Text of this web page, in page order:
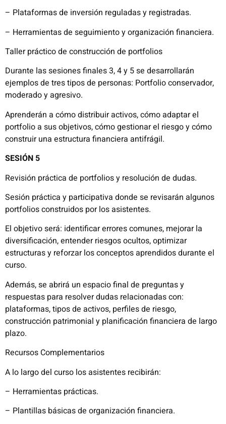
– Plataformas de inversión reguladas y registradas.
– Herramientas de seguimiento y organización financiera.
Taller práctico de construcción de portfolios
Durante las sesiones finales 3, 4 y 5 se desarrollarán
ejemplos de tres tipos de personas: Portfolio conservador,
moderado y agresivo.
Aprenderán a cómo distribuir activos, cómo adaptar el
portfolio a sus objetivos, cómo gestionar el riesgo y cómo
construir una estructura financiera antifrágil.
SESIÓN 5
Revisión práctica de portfolios y resolución de dudas.
Sesión práctica y participativa donde se revisarán algunos
portfolios construidos por los asistentes.
El objetivo será: identificar errores comunes, mejorar la
diversificación, entender riesgos ocultos, optimizar
estructuras y reforzar los conceptos aprendidos durante el
curso.
Además, se abrirá un espacio final de preguntas y
respuestas para resolver dudas relacionadas con:
plataformas, tipos de activos, perfiles de riesgo,
construcción patrimonial y planificación financiera de largo
plazo.
Recursos Complementarios
A lo largo del curso los asistentes recibirán:
– Herramientas prácticas.
– Plantillas básicas de organización financiera.